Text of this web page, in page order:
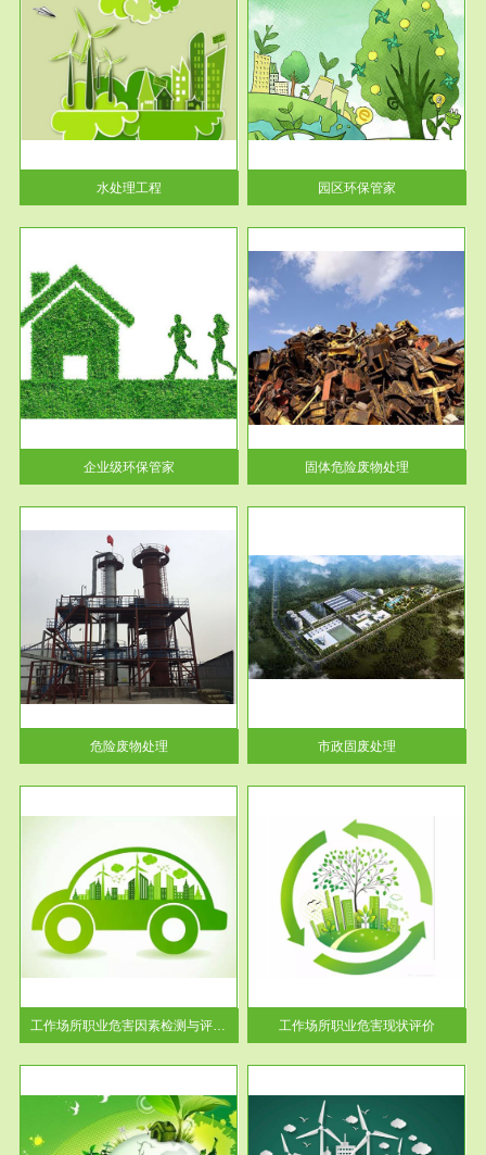
水处理工程
服务范围
园区环保管家
2016 年 4 月，环保部下发《关
于积极发挥环境保护作用促进供
给侧结...
园区环保管家
企业级环保管家
服务范围
固体危险废物处理
固体废物解释：固体废物是指人
们在生产建设、日常生活和其他
活动中...
固体危险废物处理
危险废物处理
服务范围
市政固废处理
蔚蓝生态环境科技所从事的市政
废物处理业务包括市政废物的处
理处...
市政固废处理
工作场所职业危害因素检测与评价...
服务范围
工作场所职业危害现状评价
【现状评价意义】：具体因素---
-通过质谱分析等多种手段明确
工作场...
工作场所职业危害现状评价
服务范围